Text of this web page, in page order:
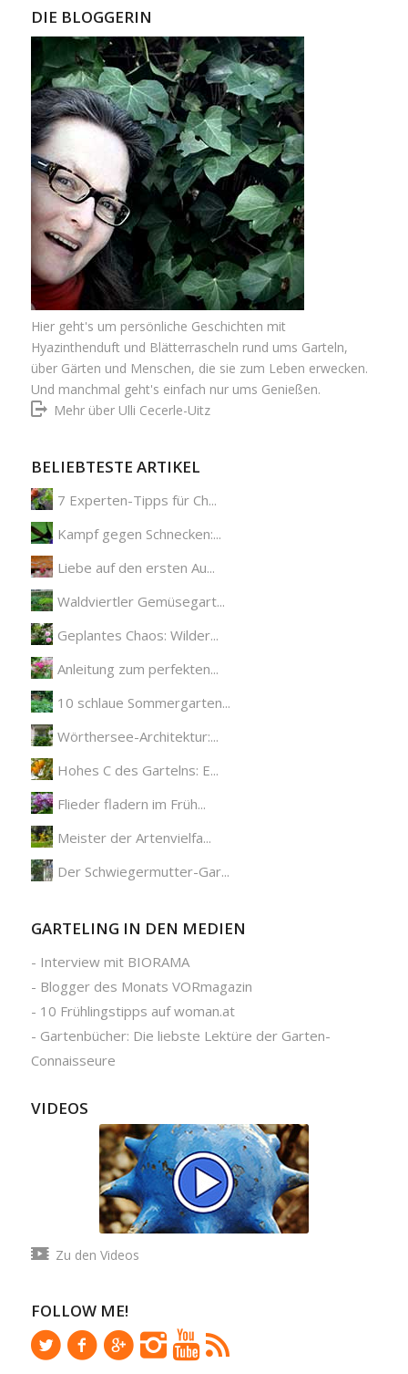
DIE BLOGGERIN
Hier geht's um persönliche Geschichten mit
Hyazinthenduft und Blätterrascheln rund ums Garteln,
über Gärten und Menschen, die sie zum Leben erwecken.
Und manchmal geht's einfach nur ums Genießen.
Mehr über Ulli Cecerle-Uitz
BELIEBTESTE ARTIKEL
7 Experten-Tipps für Ch...
Kampf gegen Schnecken:...
Liebe auf den ersten Au...
Waldviertler Gemüsegart...
Geplantes Chaos: Wilder...
Anleitung zum perfekten...
10 schlaue Sommergarten...
Wörthersee-Architektur:...
Hohes C des Gartelns: E...
Flieder fladern im Früh...
Meister der Artenvielfa...
Der Schwiegermutter-Gar...
GARTELING IN DEN MEDIEN
- Interview mit BIORAMA
- Blogger des Monats VORmagazin
- 10 Frühlingstipps auf woman.at
- Gartenbücher: Die liebste Lektüre der Garten-
Connaisseure
VIDEOS
Zu den Videos
FOLLOW ME!